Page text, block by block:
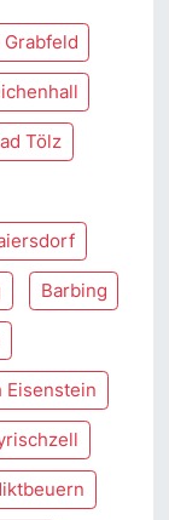
Grabfeld
Tölz
Barbing
Eisenstein